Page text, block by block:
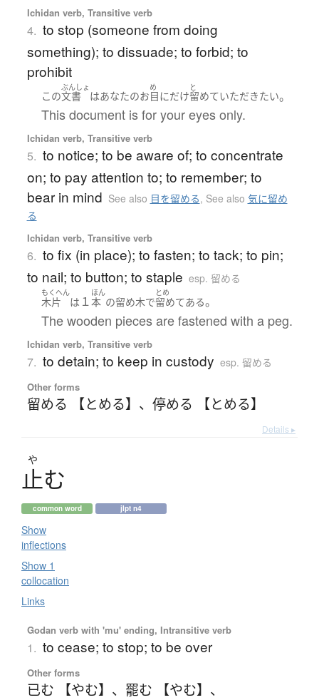
Ichidan verb, Transitive verb
4. to stop (someone from doing
something); to dissuade; to forbid; to
prohibit
この
ぶんしょ
文書 はあなたのお
め
目にだけ
と
留めていただきたい。
This document is for your eyes only.
Ichidan verb, Transitive verb
5. to notice; to be aware of; to concentrate
on; to pay attention to; to remember; to
bear in mind See also 目を留める, See also 気に留め
る
Ichidan verb, Transitive verb
6. to fix (in place); to fasten; to tack; to pin;
to nail; to button; to staple esp. 留める
もくへん
木片 は １
ほん
本 の留め木で
とめ
留めてある。
The wooden pieces are fastened with a peg.
Ichidan verb, Transitive verb
7. to detain; to keep in custody esp. 留める
Other forms
留める 【とめる】 、 停める 【とめる】
Details ▸
や
止む
common word jlpt n4
Show
inflections
Show 1
collocation
Links
Godan verb with 'mu' ending, Intransitive verb
1. to cease; to stop; to be over
Other forms
已む 【やむ】 、 罷む 【やむ】 、